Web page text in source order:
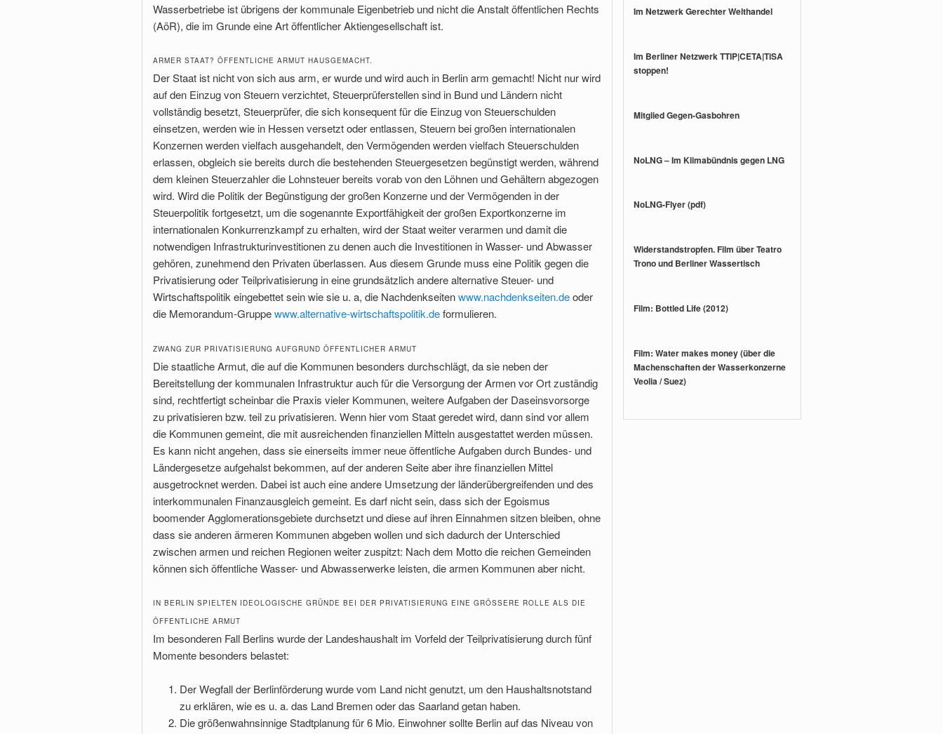
Wasserbetriebe ist übrigens der kommunale Eigenbetrieb und nicht die Anstalt öffentlichen Rechts
(AöR), die im Grunde eine Art öffentlicher Aktiengesellschaft ist.
ARMER STAAT? ÖFFENTLICHE ARMUT HAUSGEMACHT.
Der Staat ist nicht von sich aus arm, er wurde und wird auch in Berlin arm gemacht! Nicht nur wird
auf den Einzug von Steuern verzichtet, Steuerprüferstellen sind in Bund und Ländern nicht
vollständig besetzt, Steuerprüfer, die sich konsequent für die Einzug von Steuerschulden
einsetzen, werden wie in Hessen versetzt oder entlassen, Steuern bei großen internationalen
Konzernen werden vielfach ausgehandelt, den Vermögenden werden vielfach Steuerschulden
erlassen, obgleich sie bereits durch die bestehenden Steuergesetzen begünstigt werden, während
dem kleinen Steuerzahler die Lohnsteuer bereits vorab von den Löhnen und Gehältern abgezogen
wird. Wird die Politik der Begünstigung der großen Konzerne und der Vermögenden in der
Steuerpolitik fortgesetzt, um die sogenannte Exportfähigkeit der großen Exportkonzerne im
internationalen Konkurrenzkampf zu erhalten, wird der Staat weiter verarmen und damit die
notwendigen Infrastrukturinvestitionen zu denen auch die Investitionen in Wasser- und Abwasser
gehören, zunehmend den Privaten überlassen. Aus diesem Grunde muss eine Politik gegen die
Privatisierung oder Teilprivatisierung in eine grundsätzlich andere alternative Steuer- und
Wirtschaftspolitik eingebettet sein wie sie u. a, die Nachdenkseitenwww.nachdenkseiten.deoder
die Memorandum-Gruppewww.alternative-wirtschaftspolitik.deformulieren.
ZWANG ZUR PRIVATISIERUNG AUFGRUND ÖFFENTLICHER ARMUT
Die staatliche Armut, die auf die Kommunen besonders durchschlägt, da sie neben der
Bereitstellung der kommunalen Infrastruktur auch für die Versorgung der Armen vor Ort zuständig
sind, rechtfertigt scheinbar die Praxis vieler Kommunen, weitere Aufgaben der Daseinsvorsorge
zu privatisieren bzw. teil zu privatisieren. Wenn hier vom Staat geredet wird, dann sind vor allem
die Kommunen gemeint, die mit ausreichenden finanziellen Mitteln ausgestattet werden müssen.
Es kann nicht angehen, dass sie einerseits immer neue öffentliche Aufgaben durch Bundes- und
Ländergesetze aufgehalst bekommen, auf der anderen Seite aber ihre finanziellen Mittel
ausgetrocknet werden. Dabei ist auch eine andere Umsetzung der länderübergreifenden und des
interkommunalen Finanzausgleich gemeint. Es darf nicht sein, dass sich der Egoismus
boomender Agglomerationsgebiete durchsetzt und diese auf ihren Einnahmen sitzen bleiben, ohne
dass sie anderen ärmeren Kommunen abgeben wollen und sich dadurch der Unterschied
zwischen armen und reichen Regionen weiter zuspitzt: Nach dem Motto die reichen Gemeinden
können sich öffentliche Wasser- und Abwasserwerke leisten, die armen Kommunen aber nicht.
IN BERLIN SPIELTEN IDEOLOGISCHE GRÜNDE BEI DER PRIVATISIERUNG EINE GRÖSSERE ROLLE ALS DIE Ö
FFENTLICHE ARMUT
Im besonderen Fall Berlins wurde der Landeshaushalt im Vorfeld der Teilprivatisierung durch fünf
Momente besonders belastet:
Der Wegfall der Berlinförderung wurde vom Land nicht genutzt, um den Haushaltsnotstand
zu erklären, wie es u. a. das Land Bremen oder das Saarland getan haben.
Die größenwahnsinnige Stadtplanung für 6 Mio. Einwohner sollte Berlin auf das Niveau von
Im Netzwerk Gerechter Welthandel
Im Berliner Netzwerk TTIP|CETA|TiSA
stoppen!
Mitglied Gegen-Gasbohren
NoLNG – Im Klimabündnis gegen LNG
NoLNG-Flyer (pdf)
Widerstandstropfen. Film über Teatro
Trono und Berliner Wassertisch
Film: Bottled Life (2012)
Film: Water makes money (über die
Machenschaften der Wasserkonzerne
Veolia / Suez)